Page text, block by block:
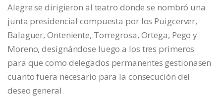
Alegre se dirigieron al teatro donde se nombró una
junta presidencial compuesta por los Puigcerver,
Balaguer, Onteniente, Torregrosa, Ortega, Pego y
Moreno, designándose luego a los tres primeros
para que como delegados permanentes gestionasen
cuanto fuera necesario para la consecución del
deseo general.